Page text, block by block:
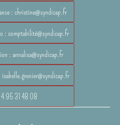
: christine@syndicap.fr
: comptabilité@syndicap.fr
: annalisa@syndicap.fr
95 31 48 08